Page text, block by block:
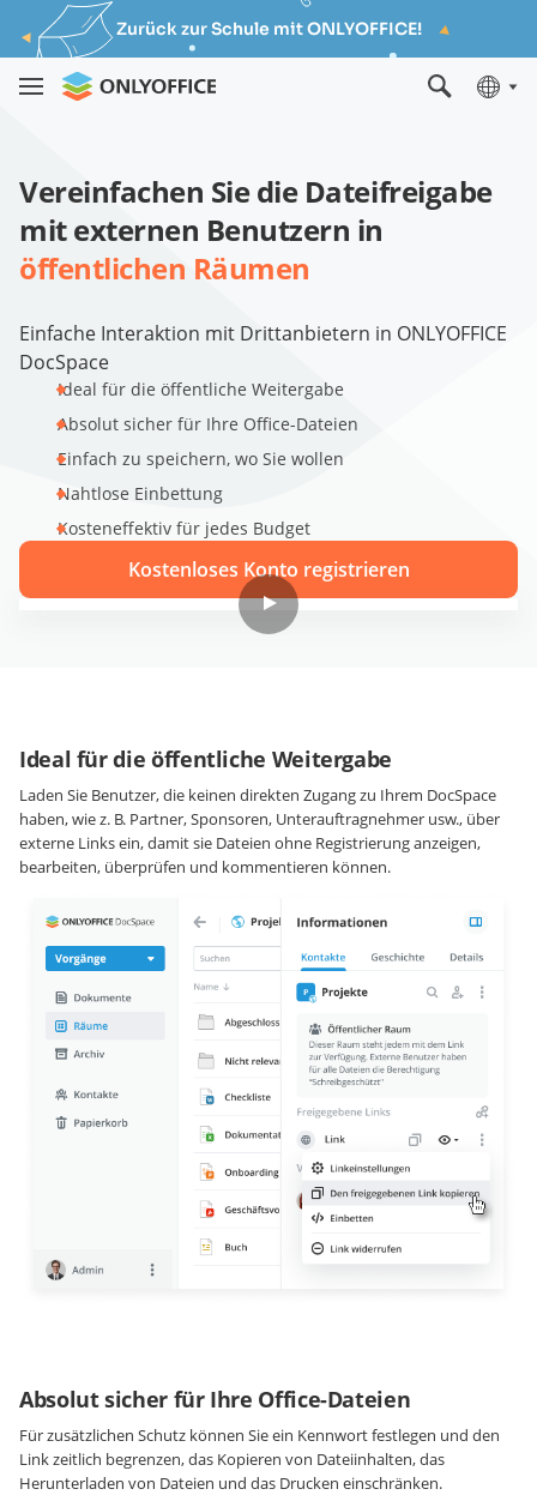
Zurück zur Schule mit ONLYOFFICE!
Vereinfachen Sie die Dateifreigabe
mit externen Benutzern in
öffentlichen Räumen
Einfache Interaktion mit Drittanbietern in ONLYOFFICE
DocSpace
Ideal für die öffentliche Weitergabe
Absolut sicher für Ihre Office-Dateien
Einfach zu speichern, wo Sie wollen
Nahtlose Einbettung
Kosteneffektiv für jedes Budget
Kostenloses Konto registrieren
Ideal für die öffentliche Weitergabe
Laden Sie Benutzer, die keinen direkten Zugang zu Ihrem DocSpace
haben, wie z. B. Partner, Sponsoren, Unterauftragnehmer usw., über
externe Links ein, damit sie Dateien ohne Registrierung anzeigen,
bearbeiten, überprüfen und kommentieren können.
Absolut sicher für Ihre Office-Dateien
Für zusätzlichen Schutz können Sie ein Kennwort festlegen und den
Link zeitlich begrenzen, das Kopieren von Dateiinhalten, das
Herunterladen von Dateien und das Drucken einschränken.